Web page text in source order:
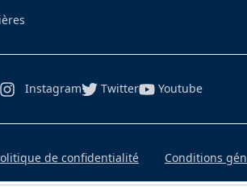
Instagram Twitter Youtube
de confidentialité Conditions